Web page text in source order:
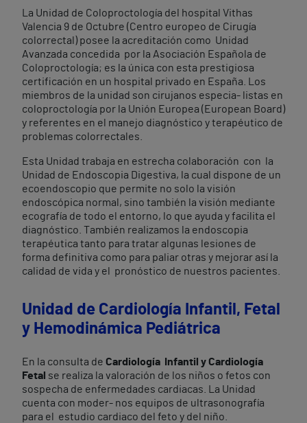
La Unidad de Coloproctología del hospital Vithas
Valencia 9 de Octubre (Centro europeo de Cirugía
colorrectal) posee la acreditación como Unidad
Avanzada concedida por la Asociación Española de
Coloproctología; es la única con esta prestigiosa
certificación en un hospital privado en España. Los
miembros de la unidad son cirujanos especia- listas en
coloproctología por la Unión Europea (European Board)
y referentes en el manejo diagnóstico y terapéutico de
problemas colorrectales.
Esta Unidad trabaja en estrecha colaboración con la
Unidad de Endoscopia Digestiva, la cual dispone de un
ecoendoscopio que permite no solo la visión
endoscópica normal, sino también la visión mediante
ecografía de todo el entorno, lo que ayuda y facilita el
diagnóstico. También realizamos la endoscopia
terapéutica tanto para tratar algunas lesiones de
forma definitiva como para paliar otras y mejorar así la
calidad de vida y el pronóstico de nuestros pacientes.
Unidad de Cardiología Infantil, Fetal
y Hemodinámica Pediátrica
En la consulta de Cardiología Infantil y Cardiología
Fetal se realiza la valoración de los niños o fetos con
sospecha de enfermedades cardiacas. La Unidad
cuenta con moder- nos equipos de ultrasonografía
para el estudio cardiaco del feto y del niño.